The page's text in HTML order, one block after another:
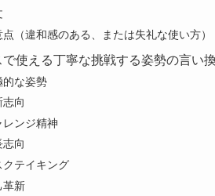
点（違和感のある、または失礼な使い方）
で使える丁寧な挑戦する姿勢の言い
的な姿勢
志向
レンジ精神
志向
クテイキング
革新